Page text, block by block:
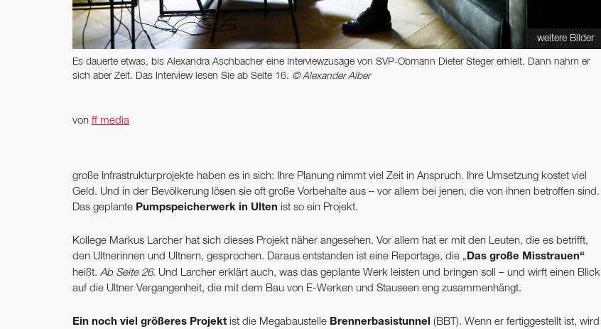
weitere Bilder
Es dauerte etwas, bis Alexandra Aschbacher eine Interviewzusage von SVP-Obmann Dieter Steger erhielt. Dann nahm er
sich aber Zeit. Das Interview lesen Sie ab Seite 16. © Alexander Alber
von ff media
große Infrastrukturprojekte haben es in sich: Ihre Planung nimmt viel Zeit in Anspruch. Ihre Umsetzung kostet viel
Geld. Und in der Bevölkerung lösen sie oft große Vorbehalte aus – vor allem bei jenen, die von ihnen betroffen sind.
Das geplante Pumpspeicherwerk in Ulten ist so ein Projekt.
Kollege Markus Larcher hat sich dieses Projekt näher angesehen. Vor allem hat er mit den Leuten, die es betrifft,
den Ultnerinnen und Ultnern, gesprochen. Daraus entstanden ist eine Reportage, die „Das große Misstrauen“
heißt. Ab Seite 26. Und Larcher erklärt auch, was das geplante Werk leisten und bringen soll – und wirft einen Blick
auf die Ultner Vergangenheit, die mit dem Bau von E-Werken und Stauseen eng zusammenhängt.
Ein noch viel größeres Projekt ist die Megabaustelle Brennerbasistunnel (BBT). Wenn er fertiggestellt ist, wird